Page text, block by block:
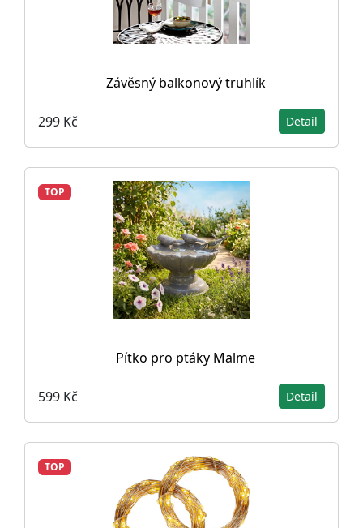
Závěsný balkonový truhlík
299 Kč Detail
TOP
Pítko pro ptáky Malme
599 Kč Detail
TOP